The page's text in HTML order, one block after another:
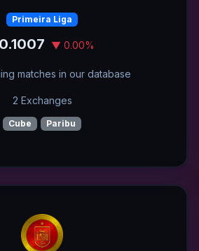
Primeira Liga
▼ 0.00%
matches in our database
2 Exchanges
Cube Paribu